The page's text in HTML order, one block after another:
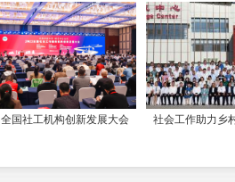
全国社工机构创新发展大会 社会工作助力乡